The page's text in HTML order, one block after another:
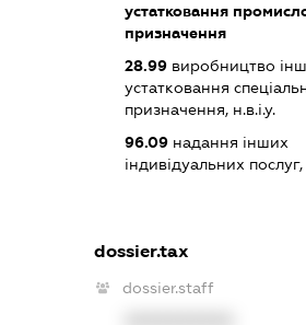
устатковання
призначення
28.99виробництво
устатковання
призначення, н.в.і.у.
96.09надання інших
індивідуальних послуг,
dossier.tax
dossier.staff